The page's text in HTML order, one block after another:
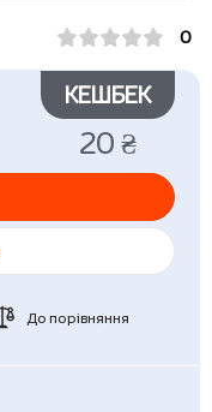
0
КЕШБЕК
20 ₴
До порівняння